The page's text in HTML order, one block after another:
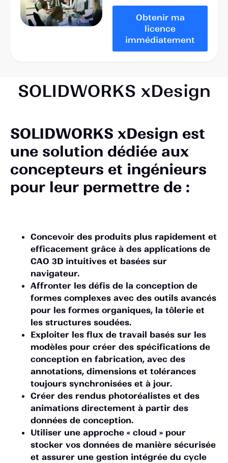
Obtenir ma
licence
immédiatement
SOLIDWORKS xDesign
SOLIDWORKS xDesign est
une solution dédiée aux
concepteurs et ingénieurs
pour leur permettre de :
Concevoir des produits plus rapidement et
efficacement grâce à des applications de
CAO 3D intuitives et basées sur
navigateur.
Affronter les défis de la conception de
formes complexes avec des outils avancés
pour les formes organiques, la tôlerie et
les structures soudées.
Exploiter les flux de travail basés sur les
modèles pour créer des spécifications de
conception en fabrication, avec des
annotations, dimensions et tolérances
toujours synchronisées et à jour.
Créer des rendus photoréalistes et des
animations directement à partir des
données de conception.
Utiliser une approche « cloud » pour
stocker vos données de manière sécurisée
et assurer une gestion intégrée du cycle